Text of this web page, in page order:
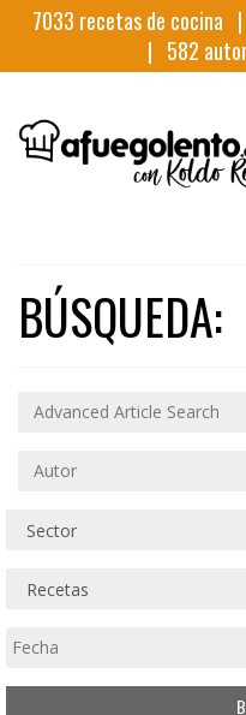
7033 recetas de cocina |
| 582
BÚSQUEDA: